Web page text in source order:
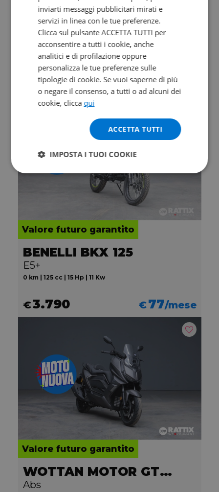
Valore futuro garantito
ZONTES ZT 368 G
Abs my26
0 km | 368 cc | 38.7 Hp | 28.5 Kw
6.690 €122.8/mese
Valore futuro garantito
BENELLI BKX 125
E5+
0 km | 125 cc | 15 Hp | 11 Kw
€3.790 €77/mese
Valore futuro garantito
WOTTAN MOTOR GT2 300
Abs
inviarti messaggi pubblicitari mirati e
servizi in linea con le tue preferenze.
Clicca sul pulsante ACCETTA TUTTI per
acconsentire a tutti i cookie, anche
analitici e di profilazione oppure
personalizza le tue preferenze sulle
tipologie di cookie. Se vuoi saperne di più
o negare il consenso, a tutti o ad alcuni dei
cookie, clicca qui
ACCETTA TUTTI
IMPOSTA I TUOI COOKIE